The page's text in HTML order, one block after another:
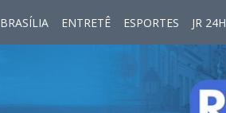
BRASÍLIA ENTRETÊ ESPORTES JR 24H